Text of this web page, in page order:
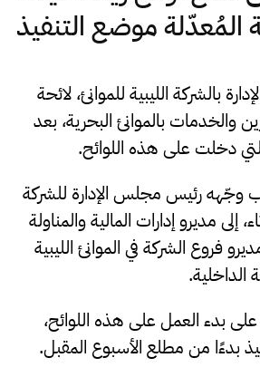
المُعدّلة موضع التنفيذ
بالشركة الليبية للموانئ، لائحة
والخدمات بالموانئ البحرية، بعد
دخلت على هذه اللوائح.
رئيس مجلس الإدارة للشركة
إلى مديرو إدارات المالية والمناولة
فروع الشركة في الموانئ الليبية
الداخلية.
بدء العمل على هذه اللوائح،
بدءًا من مطلع الأسبوع المقبل.